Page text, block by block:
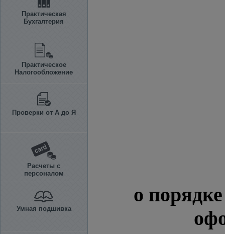
Практическая
Бухгалтерия
Практическое
Налогообложение
Проверки от А до Я
Расчеты с
персоналом
Умная подшивка
о